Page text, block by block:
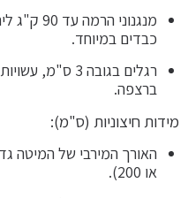
מנגנוני
כבדים במיוחד.
ברצפה.
מידות חיצוניות (ס"מ):
או 200).